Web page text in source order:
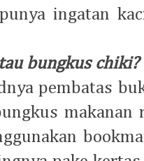
ingatan
bungkus chiki?
pembatas
makanan